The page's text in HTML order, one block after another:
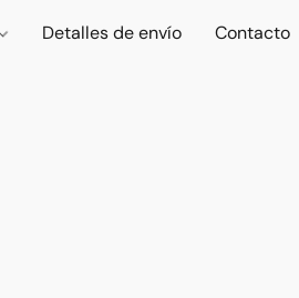
Detalles de envío Contacto